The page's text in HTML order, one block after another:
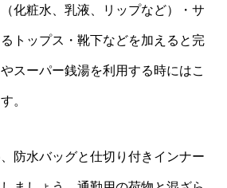
化粧水、乳液、リップなど）・サ
トップス・靴下などを加えると完
スーパー銭湯を利用する時にはこ
。
防水バッグと仕切り付きインナー